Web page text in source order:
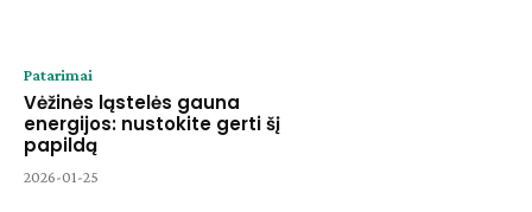
Patarimai
Vėžinės ląstelės gauna
energijos: nustokite gerti šį
papildą
2026-01-25